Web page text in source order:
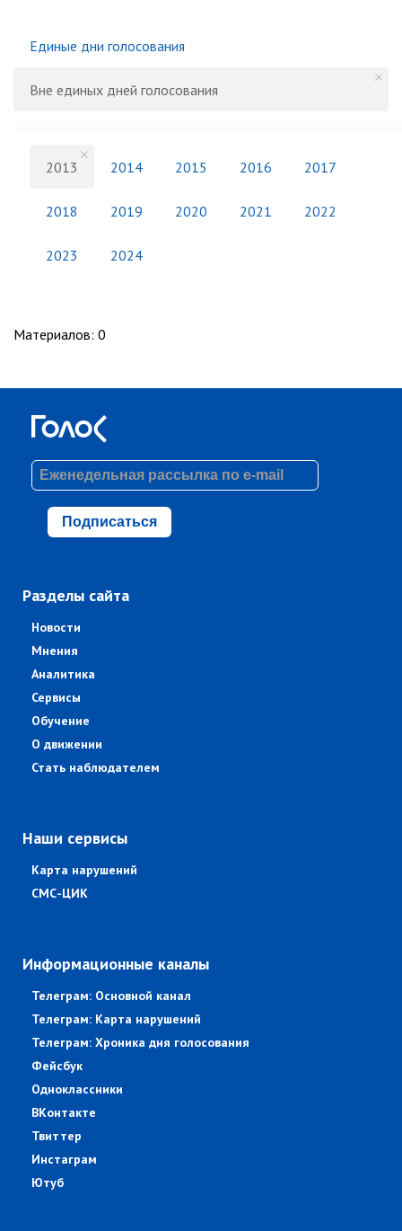
Единые дни голосования
Вне единых дней голосования
2013 2014 2015 2016 2017
2018 2019 2020 2021 2022
2023 2024
Материалов: 0
Подписаться
Разделы сайта
Новости
Мнения
Аналитика
Сервисы
Обучение
О движении
Стать наблюдателем
Наши сервисы
Карта нарушений
СМС-ЦИК
Информационные каналы
Телеграм: Основной канал
Телеграм: Карта нарушений
Телеграм: Хроника дня голосования
Фейсбук
Одноклассники
ВКонтакте
Твиттер
Инстаграм
Ютуб